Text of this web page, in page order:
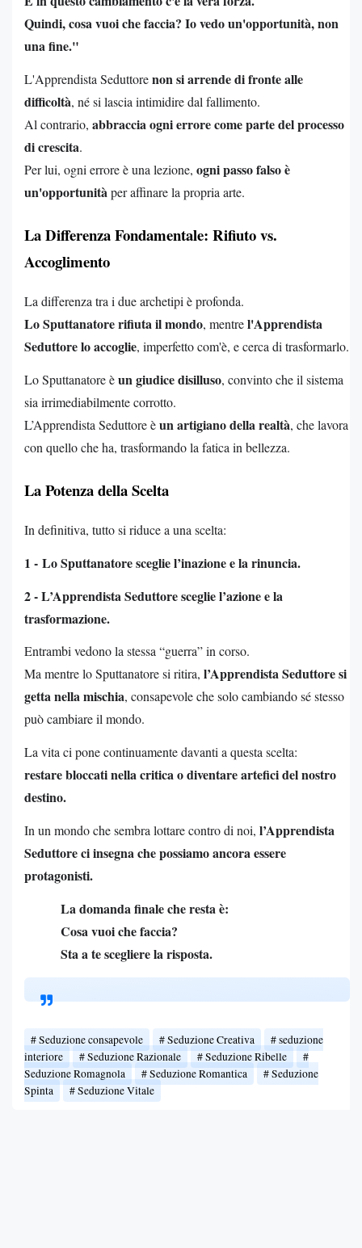
Quindi, cosa vuoi che faccia? Io vedo un'opportunità, non
una fine."
L'Apprendista Seduttorenon si arrende di fronte alle
difficoltà, né si lascia intimidire dal fallimento.
Al contrario, abbraccia ogni errore come parte del processo
di crescita.
Per lui, ogni errore è una lezione, ogni passo falso è
un'opportunitàper affinare la propria arte.
La Differenza Fondamentale: Rifiuto vs.
Accoglimento
La differenza tra i due archetipi è profonda.
Lo Sputtanatore rifiuta il mondo, mentrel'Apprendista
Seduttore lo accoglie, imperfetto com'è, e cerca di trasformarlo.
Lo Sputtanatore èun giudice disilluso, convinto che il sistema
sia irrimediabilmente corrotto.
L’Apprendista Seduttore èun artigiano della realtà, che lavora
con quello che ha, trasformando la fatica in bellezza.
La Potenza della Scelta
In definitiva, tutto si riduce a una scelta:
1 - Lo Sputtanatore sceglie l’inazione e la rinuncia.
2 - L’Apprendista Seduttore sceglie l’azione e la
trasformazione.
Entrambi vedono la stessa “guerra” in corso.
Ma mentre lo Sputtanatore si ritira, l’Apprendista Seduttore si
getta nella mischia, consapevole che solo cambiando sé stesso
può cambiare il mondo.
La vita ci pone continuamente davanti a questa scelta:
restare bloccati nella critica o diventare artefici del nostro
destino.
In un mondo che sembra lottare contro di noi, l’Apprendista
Seduttore ci insegna che possiamo ancora essere
protagonisti.
La domanda finale che resta è:
Cosa vuoi che faccia?
Sta a te scegliere la risposta.
Seduzione consapevole Seduzione Creativa
seduzione
interiore
Seduzione Razionale
Seduzione Ribelle
Seduzione Romagnola
Seduzione Romantica
Seduzione
Spinta
Seduzione Vitale